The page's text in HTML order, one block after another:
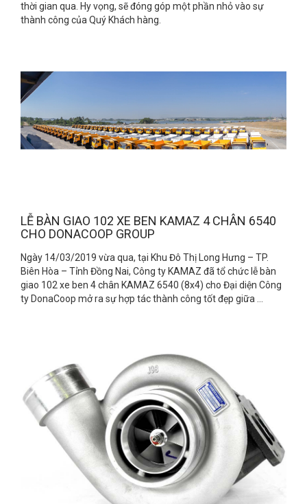
thời gian qua. Hy vọng, sẽ đóng góp một phần nhỏ vào sự
thành công của Quý Khách hàng.
LỄ BÀN GIAO 102 XE BEN KAMAZ 4 CHÂN 6540
CHO DONACOOP GROUP
Ngày 14/03/2019 vừa qua, tại Khu Đô Thị Long Hưng – TP.
Biên Hòa – Tỉnh Đồng Nai, Công ty KAMAZ đã tổ chức lễ bàn
giao 102 xe ben 4 chân KAMAZ 6540 (8x4) cho Đại diện Công
ty DonaCoop mở ra sự hợp tác thành công tốt đẹp giữa ...